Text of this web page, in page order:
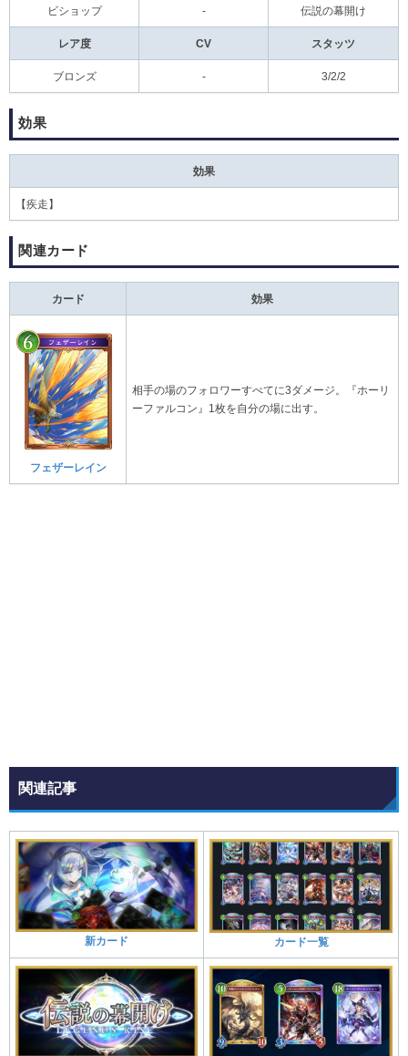
ビショップ - 伝説の幕開け
レア度 CV スタッツ
ブロンズ - 3/2/2
効果
効果
【疾走 】
関連カード
カード 効果
フェザーレイン
相手の場のフォロワーすべてに3ダメージ。『ホーリ
ーファルコン 』1枚を自分の場に出す。
関連記事
新カード カード一覧